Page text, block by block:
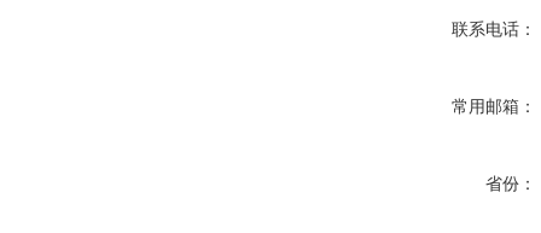
联系电话：
常用邮箱：
省份：